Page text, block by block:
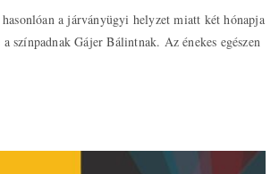
a járványügyi helyzet miatt két hónapja
színpadnak Gájer Bálintnak. Az énekes egészen